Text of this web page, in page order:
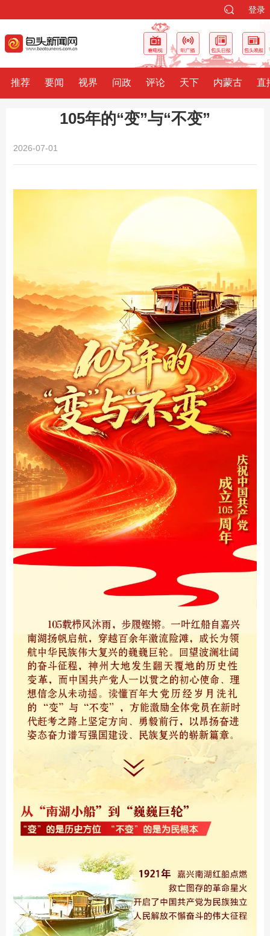
登录
推荐 要闻 视界 问政 评论 天下 内蒙古 直
105年的“变”与“不变”
2026-07-01